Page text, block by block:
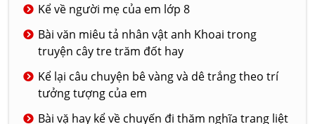
Kể về người mẹ của em lớp 8
Bài văn miêu tả nhân vật anh Khoai trong
truyện cây tre trăm đốt hay
Kể lại câu chuyện bê vàng và dê trắng theo trí
tưởng tượng của em
Bài vặ hay kể về chuyến đi thăm nghĩa trang liệt